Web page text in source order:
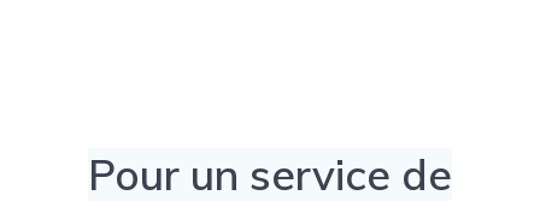
Pour un service de